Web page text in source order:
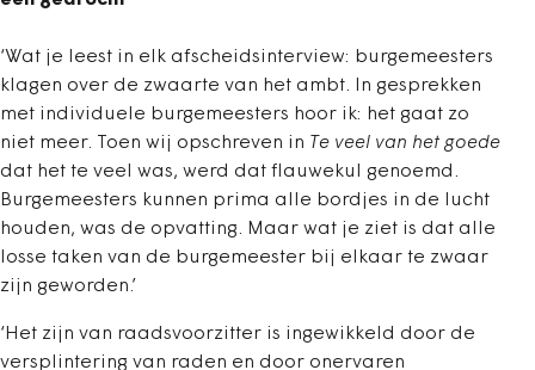
‘Wat je leest in elk afscheidsinterview: burgemeesters
klagen over de zwaarte van het ambt. In gesprekken
met individuele burgemeesters hoor ik: het gaat zo
niet meer. Toen wij opschreven in Te veel van het goede
dat het te veel was, werd dat flauwekul genoemd.
Burgemeesters kunnen prima alle bordjes in de lucht
houden, was de opvatting. Maar wat je ziet is dat alle
losse taken van de burgemeester bij elkaar te zwaar
zijn geworden.’
‘Het zijn van raadsvoorzitter is ingewikkeld door de
versplintering van raden en door onervaren